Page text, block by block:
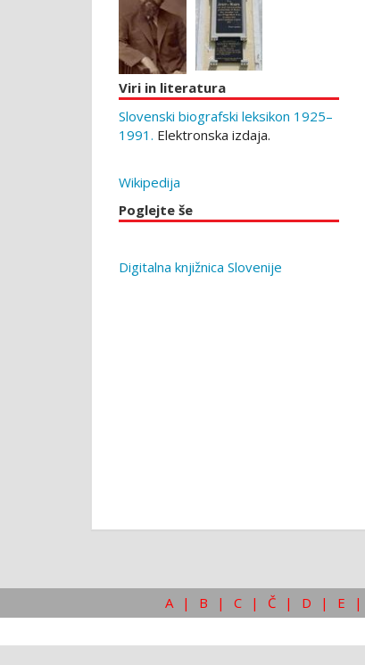
Viri in literatura
Slovenski biografski leksikon 1925–
1991. Elektronska izdaja.
Wikipedija
Poglejte še
Digitalna knjižnica Slovenije
A | B | C | Č | D | E |